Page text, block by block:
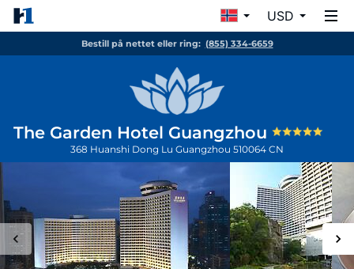
USD
Bestill på nettet eller ring: (855) 334-6659
The Garden Hotel Guangzhou
368 Huanshi Dong Lu Guangzhou 510064 CN